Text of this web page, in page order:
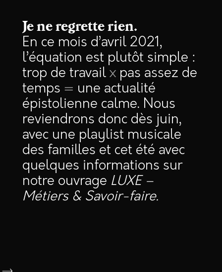
Je ne regrette rien.
En ce mois d’avril 2021,
l’équation est plutôt simple :
trop de travailxpas assez de
temps = une actualité
épistolienne calme. Nous
reviendrons donc dès juin,
avec une playlist musicale
des familles et cet été avec
quelques informations sur
notre ouvrage LUXE –
Métiers & Savoir-faire.